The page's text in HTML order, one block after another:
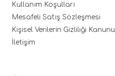
Kullanım Koşulları
Mesafeli Satış Sözleşmesi
Kişisel Verilerin Gizliliği Kanunu
İletişim